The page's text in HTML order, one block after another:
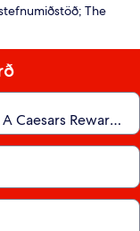
The